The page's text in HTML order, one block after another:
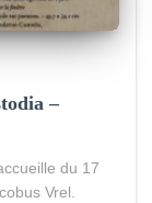
–
du 17
Vrel.